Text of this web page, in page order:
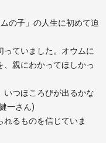
の子」の人生に初めて迫
っていました。オウムに
、親にわかってほしかっ
いつほころびが出るかな
一さん)
れるものを信じていま